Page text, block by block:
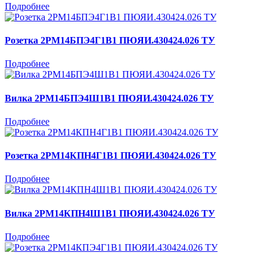
Подробнее
Розетка 2РМ14БПЭ4Г1В1 ПЮЯИ.430424.026 ТУ
Подробнее
Вилка 2РМ14БПЭ4Ш1В1 ПЮЯИ.430424.026 ТУ
Подробнее
Розетка 2РМ14КПН4Г1В1 ПЮЯИ.430424.026 ТУ
Подробнее
Вилка 2РМ14КПН4Ш1В1 ПЮЯИ.430424.026 ТУ
Подробнее